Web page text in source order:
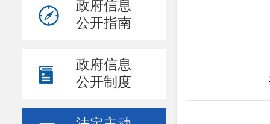
政府信息
公开指南
政府信息
公开制度